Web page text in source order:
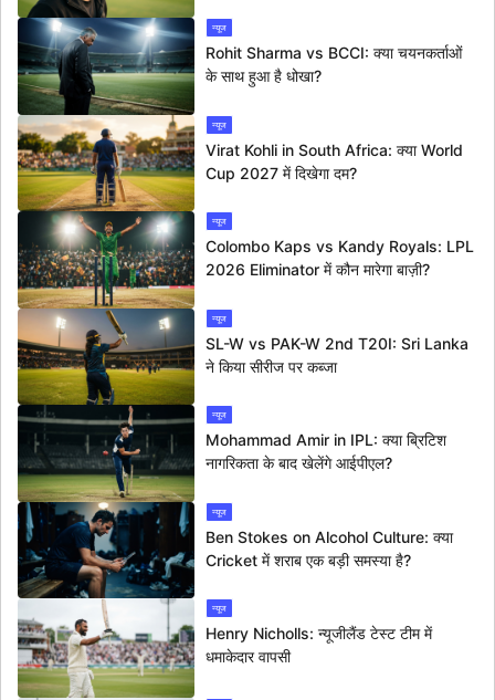
न्यूज
Rohit Sharma vs BCCI: क्या चयनकर्ताओं
के साथ हुआ है धोखा?
न्यूज
Virat Kohli in South Africa: क्या World
Cup 2027 में दिखेगा दम?
न्यूज
Colombo Kaps vs Kandy Royals: LPL
2026 Eliminator में कौन मारेगा बाज़ी?
न्यूज
SL-W vs PAK-W 2nd T20I: Sri Lanka
ने किया सीरीज पर कब्जा
न्यूज
Mohammad Amir in IPL: क्या ब्रिटिश
नागरिकता के बाद खेलेंगे आईपीएल?
न्यूज
Ben Stokes on Alcohol Culture: क्या
Cricket में शराब एक बड़ी समस्या है?
न्यूज
Henry Nicholls: न्यूजीलैंड टेस्ट टीम में
धमाकेदार वापसी